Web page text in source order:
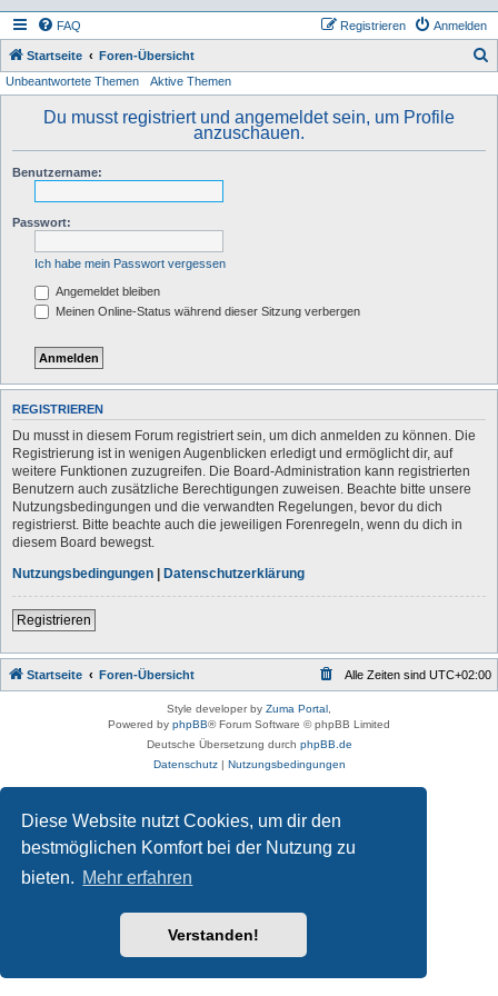
Diese Website nutzt Cookies, um dir den
bestmöglichen Komfort bei der Nutzung zu
bieten. Mehr erfahren
Verstanden!
FAQ Anmelden
Registrieren
Startseite Foren-Übersicht
Unbeantwortete Themen Aktive Themen
Du musst registriert und angemeldet sein, um Profile
anzuschauen.
Benutzername:
Passwort:
Ich habe mein Passwort vergessen
Angemeldet bleiben
Meinen Online-Status während dieser Sitzung verbergen
REGISTRIEREN
Du musst in diesem Forum registriert sein, um dich anmelden zu können. Die
Registrierung ist in wenigen Augenblicken erledigt und ermöglicht dir, auf
weitere Funktionen zuzugreifen. Die Board-Administration kann registrierten
Benutzern auch zusätzliche Berechtigungen zuweisen. Beachte bitte unsere
Nutzungsbedingungen und die verwandten Regelungen, bevor du dich
registrierst. Bitte beachte auch die jeweiligen Forenregeln, wenn du dich in
diesem Board bewegst.
Nutzungsbedingungen | Datenschutzerklärung
Registrieren
Startseite Foren-Übersicht Alle Zeiten sind UTC+02:00
Style developer by Zuma Portal
Powered by phpBB® Forum Software © phpBB Limited
Deutsche Übersetzung durch phpBB.de
Datenschutz| Nutzungsbedingungen